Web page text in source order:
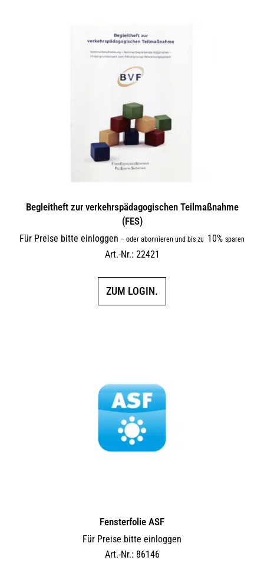
Begleitheft zur verkehrs­päda­gogi­schen Teilmaßnahme
(FES)
Für Preise bitte einloggen – oder abonnieren und bis zu 10% sparen
Art.-Nr.: 22421
ZUM LOGIN.
Fensterfolie ASF
Für Preise bitte einloggen
Art.-Nr.: 86146